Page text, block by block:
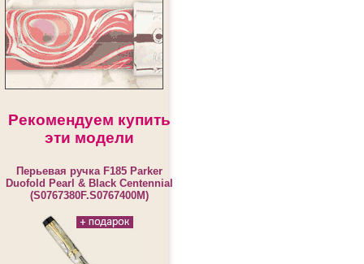
Рекомендуем купить
эти модели
Перьевая ручка F185 Parker
Duofold Pearl & Black Centennial
(S0767380F.S0767400M)